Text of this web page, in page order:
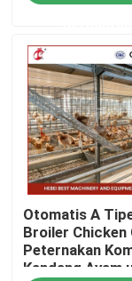
Sistem
Sistem
Kandang
Kandang
Kandang
Otomatis A
Broiler Chicken
Peternakan
Kandang Ayam